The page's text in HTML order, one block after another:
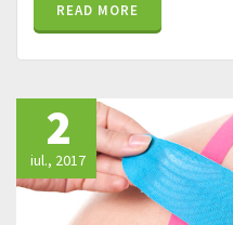
READ MORE
2
iul., 2017